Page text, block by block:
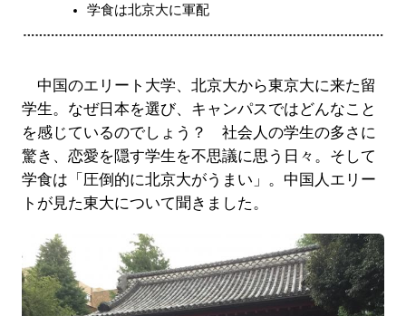
学食は北京大に軍配
中国のエリート大学、北京大から東京大に来た留
学生。なぜ日本を選び、キャンパスではどんなこと
を感じているのでしょう？ 社会人の学生の多さに
驚き、恋愛を隠す学生を不思議に思う日々。そして
学食は「圧倒的に北京大がうまい」。中国人エリー
トが見た東大について聞きました。